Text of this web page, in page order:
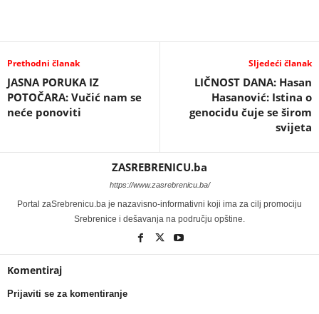
Prethodni članak
JASNA PORUKA IZ
POTOČARA: Vučić nam se
neće ponoviti
Sljedeći članak
LIČNOST DANA: Hasan
Hasanović: Istina o
genocidu čuje se širom
svijeta
ZASREBRENICU.ba
https://www.zasrebrenicu.ba/
Portal zaSrebrenicu.ba je nazavisno-informativni koji ima za cilj promociju
Srebrenice i dešavanja na području opštine.
Komentiraj
Prijaviti se za komentiranje